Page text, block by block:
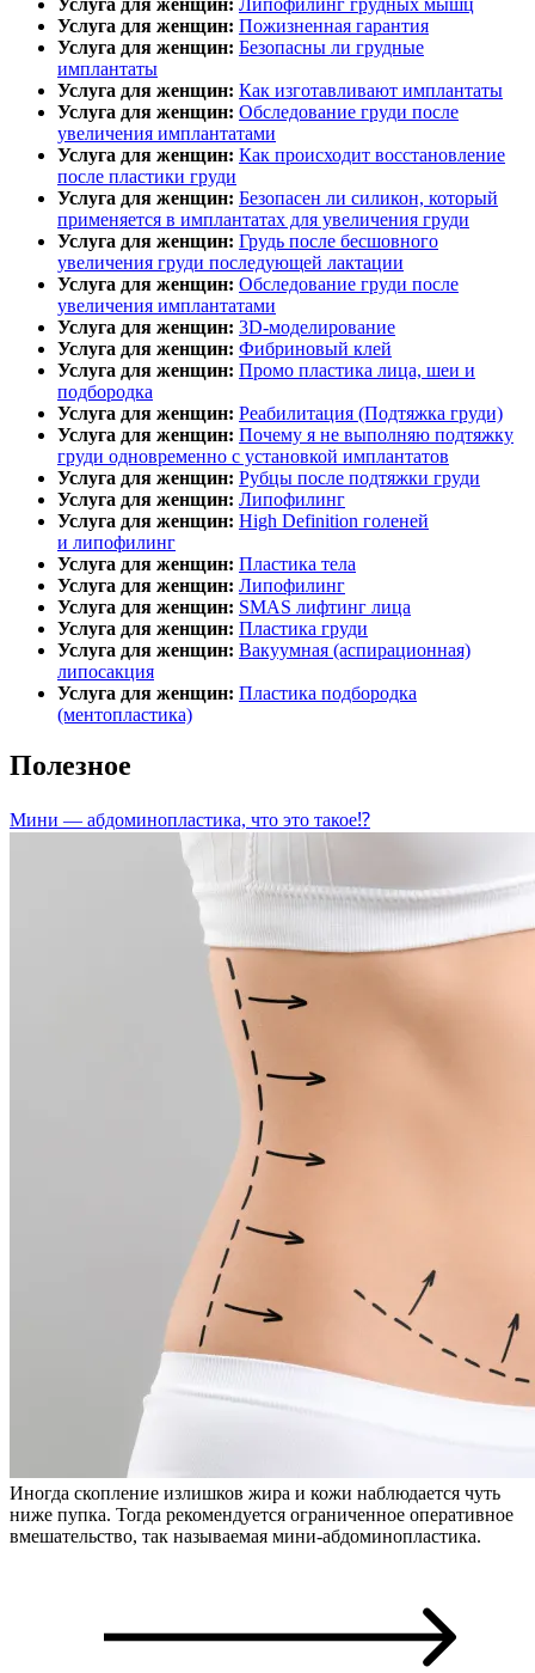
Услуга для женщин: Пожизненная гарантия
Услуга для женщин: Безопасны ли грудные
имплантаты
Услуга для женщин: Как изготавливают имплантаты
Услуга для женщин: Обследование груди после
увеличения имплантатами
Услуга для женщин: Как происходит восстановление
после пластики груди
Услуга для женщин: Безопасен ли силикон, который
применяется в имплантатах для увеличения груди
Услуга для женщин: Грудь после бесшовного
увеличения груди последующей лактации
Услуга для женщин: Обследование груди после
увеличения имплантатами
Услуга для женщин: 3D-моделирование
Услуга для женщин: Фибриновый клей
Услуга для женщин: Промо пластика лица, шеи и
подбородка
Услуга для женщин: Реабилитация (Подтяжка груди)
Услуга для женщин: Почему я не выполняю подтяжку
груди одновременно с установкой имплантатов
Услуга для женщин: Рубцы после подтяжки груди
Услуга для женщин: Липофилинг
Услуга для женщин: High Definition голеней
и липофилинг
Услуга для женщин: Пластика тела
Услуга для женщин: Липофилинг
Услуга для женщин: SMAS лифтинг лица
Услуга для женщин: Пластика груди
Услуга для женщин: Вакуумная (аспирационная)
липосакция
Услуга для женщин: Пластика подбородка
(ментопластика)
Полезное
Мини — абдоминопластика, что это такое⁉️
Иногда скопление излишков жира и кожи наблюдается чуть
ниже пупка. Тогда рекомендуется ограниченное оперативное
вмешательство, так называемая мини-абдоминопластика.